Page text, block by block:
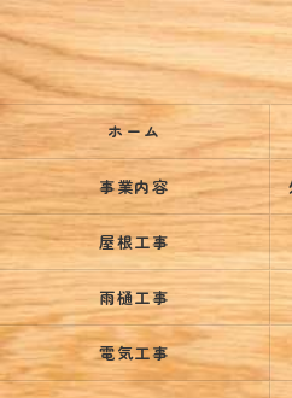
ホーム
事業内容
屋根工事
雨樋工事
電気工事